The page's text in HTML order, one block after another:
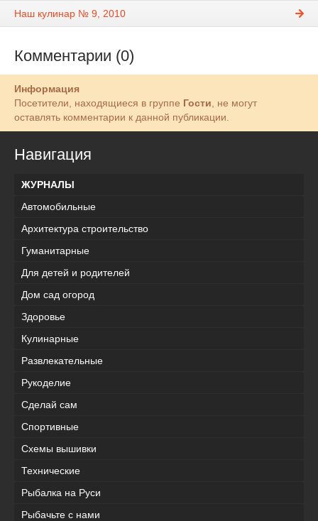
Наш кулинар № 9, 2010
Комментарии (0)
Информация
Посетители, находящиеся в группе Гости, не могут
оставлять комментарии к данной публикации.
Навигация
ЖУРНАЛЫ
Автомобильные
Архитектура строительство
Гуманитарные
Для детей и родителей
Дом сад огород
Здоровье
Кулинарные
Развлекательные
Рукоделие
Сделай сам
Спортивные
Схемы вышивки
Технические
Рыбалка на Руси
Рыбачьте с нами